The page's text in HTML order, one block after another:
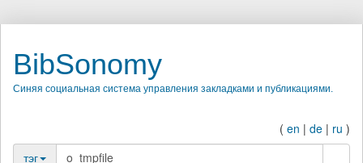
BibSonomy
Синяя социальная система управления закладками и публикациями.
( en | de | ru )
тэг